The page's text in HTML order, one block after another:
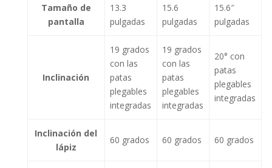
Tamaño de
pantalla
13.3
pulgadas
15.6
pulgadas
15.6″
pulgadas
Inclinación
19 grados
con las
patas
plegables
integradas
19 grados
con las
patas
plegables
integradas
20° con
patas
plegables
integradas
Inclinación del
lápiz
60 grados 60 grados 60 grados